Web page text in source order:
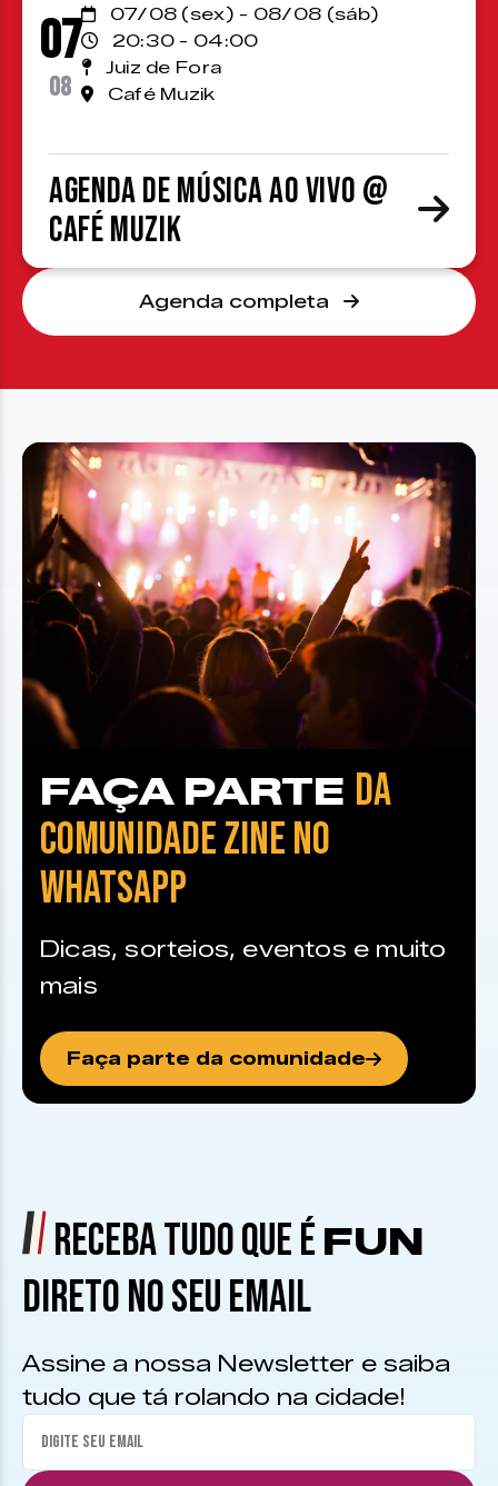
07
08
07/08 (sex) - 08/08 (sáb)
20:30 - 04:00
Juiz de Fora
Café Muzik
Agenda de Música ao Vivo @
Café Muzik
Agenda completa
FAÇA PARTE DA
COMUNIDADE ZINE NO
WHATSAPP
Dicas, sorteios, eventos e muito
mais
Faça parte da comunidade
RECEBA TUDO QUE É FUN
DIRETO NO SEU EMAIL
Assine a nossa Newsletter e saiba
tudo que tá rolando na cidade!